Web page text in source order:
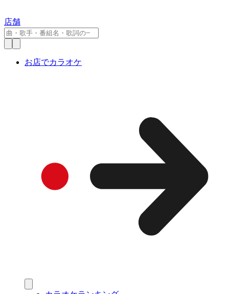
店舗
お店でカラオケ